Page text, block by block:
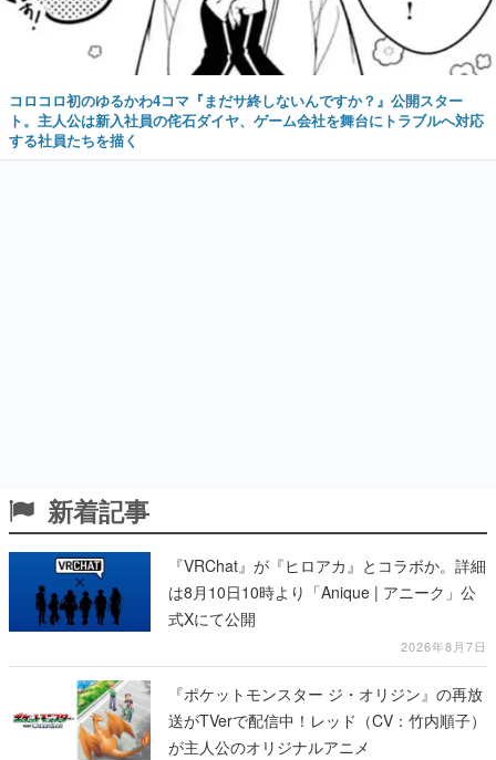
コロコロ初のゆるかわ4コマ『まだサ終しないんですか？』公開スター
ト。主人公は新入社員の侘石ダイヤ、ゲーム会社を舞台にトラブルへ対応
する社員たちを描く
新着記事
『VRChat』が『ヒロアカ』とコラボか。詳細
は8月10日10時より「Anique | アニーク」公
式Xにて公開
2026年8月7日
『ポケットモンスター ジ・オリジン』の再放
送がTVerで配信中！レッド（CV：竹内順子）
が主人公のオリジナルアニメ